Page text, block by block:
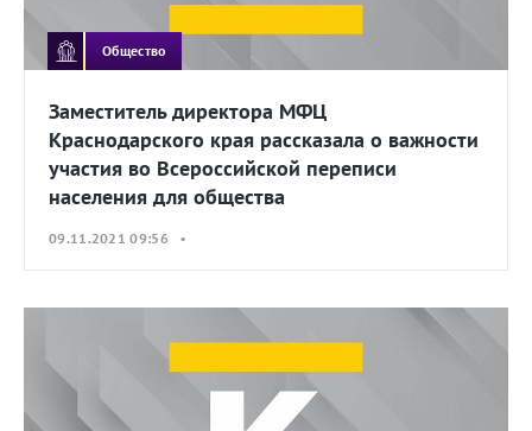
Общество
Заместитель директора МФЦ
Краснодарского края рассказала о важности
участия во Всероссийской переписи
населения для общества
09.11.2021 09:56 •